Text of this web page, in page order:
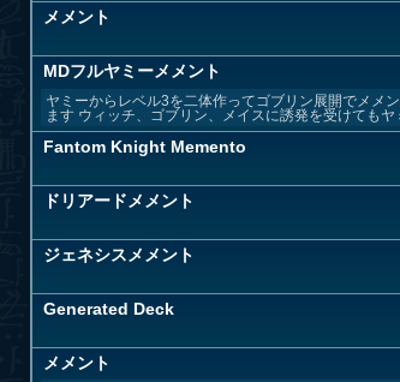
メメント
MDフルヤミーメメント
ヤミーからレベル3を二体作ってゴブリン展開でメメ
ます ウィッチ、ゴブリン、メイスに誘発を受けてもヤ
Fantom Knight Memento
ドリアードメメント
ジェネシスメメント
Generated Deck
メメント